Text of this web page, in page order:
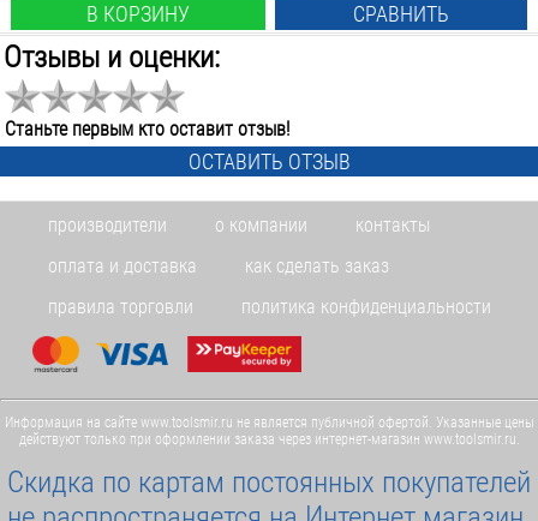
В КОРЗИНУ СРАВНИТЬ
Отзывы и оценки:
Станьте первым кто оставит отзыв!
ОСТАВИТЬ ОТЗЫВ
производители о компании
контакты
оплата и доставка
как сделать заказ
правила торговли
политика конфиденциальности
Информация на сайте www.toolsmir.ru не является публичной офертой. Указанные цены
действуют только при оформлении заказа через интернет-магазин www.toolsmir.ru.
Скидка по картам постоянных покупателей